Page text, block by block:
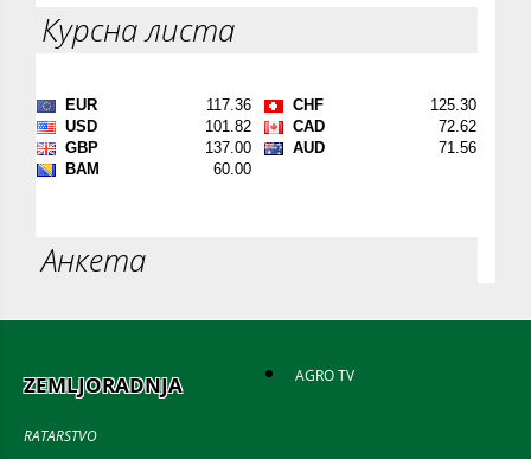
Курсна листа
Анкета
ZEMLJORADNJA
RATARSTVO
AGRO TV